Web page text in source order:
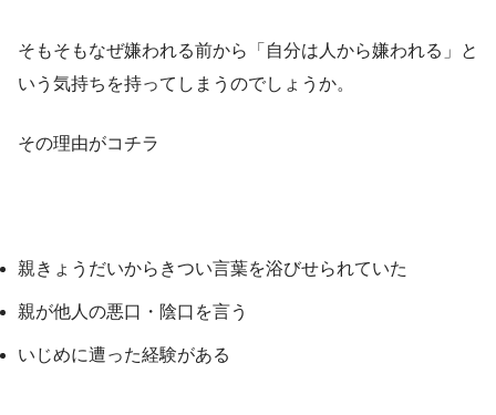
そもそもなぜ嫌われる前から「自分は人から嫌われる」と
いう気持ちを持ってしまうのでしょうか。
その理由がコチラ
親きょうだいからきつい言葉を浴びせられていた
親が他人の悪口・陰口を言う
いじめに遭った経験がある